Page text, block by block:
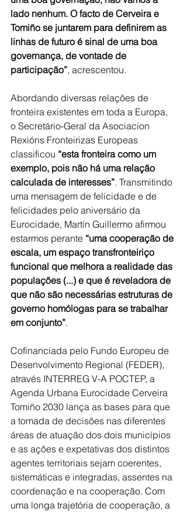
lado nenhum. O facto de Cerveira e
Tomiño se juntarem para definirem as
linhas de futuro é sinal de uma boa
governança, de vontade de
participação”, acrescentou.
Abordando diversas relações de
fronteira existentes em toda a Europa,
o Secretário-Geral da Asociacion
Rexións Fronteirizas Europeas
classificou “esta fronteira como um
exemplo, pois não há uma relação
calculada de interesses”. Transmitindo
uma mensagem de felicidade e de
felicidades pelo aniversário da
Eurocidade, Martín Guillermo afirmou
estarmos perante “uma cooperação de
escala, um espaço transfronteiriço
funcional que melhora a realidade das
populações (...) e que é reveladora de
que não são necessárias estruturas de
governo homólogas para se trabalhar
em conjunto”.
Cofinanciada pelo Fundo Europeu de
Desenvolvimento Regional (FEDER),
através INTERREG V-A POCTEP, a
Agenda Urbana Eurocidade Cerveira
Tomiño 2030 lança as bases para que
a tomada de decisões nas diferentes
áreas de atuação dos dois municípios
e as ações e expetativas dos distintos
agentes territoriais sejam coerentes,
sistemáticas e integradas, assentes na
coordenação e na cooperação. Com
uma longa trajetória de cooperação, a